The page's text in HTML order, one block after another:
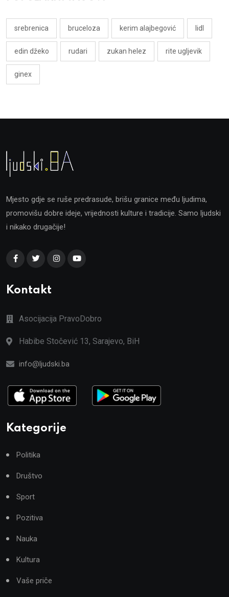
srebrenica bruceloza kerim alajbegović lidl
edin džeko rudari zukan helez rite ugljevik
ginex
Mjesto gdje se ruše predrasude, brišu granice među ljudima,
promovišu dobre ideje, vrijednosti kulture i tradicije. Samo ljudski
i nikako drugačije!
Kontakt
Asocijacija PravoDobro
Habibe Stočević 13, Sarajevo, BiH
info@ljudski.ba
Kategorije
Politika
Društvo
Sport
Pozitiva
Nauka
Kultura
Vaše priče